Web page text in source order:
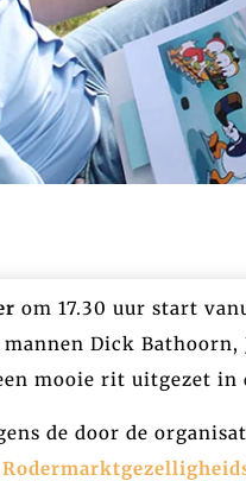
om 17.30 uur start
Dick Bathoorn,
mooie rit uitgezet in
de door de